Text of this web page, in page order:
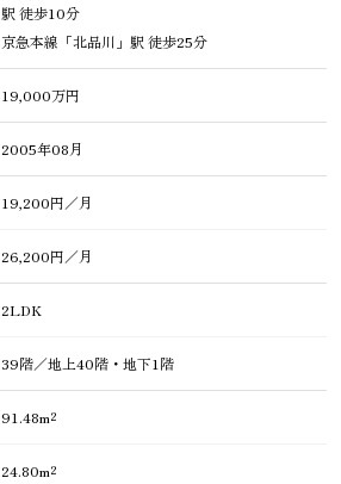
駅 徒歩10分
京急本線「北品川」駅 徒歩25分
19,000万円
2005年08月
19,200円／月
26,200円／月
2LDK
39階／地上40階・地下1階
91.48m²
24.80m²